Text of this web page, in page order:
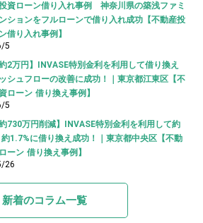
資ローン借り入れ事例 神奈川県の築浅ファミ
ションをフルローンで借り入れ成功【不動産投
借り入れ事例】
5
約2万円】INVASE特別金利を利用して借り換え
シュフローの改善に成功！｜東京都江東区【不
ローン 借り換え事例】
5
約730万円削減】INVASE特別金利を利用して約
1.7%に借り換え成功！｜東京都中央区【不動
ーン 借り換え事例】
26
新着のコラム一覧